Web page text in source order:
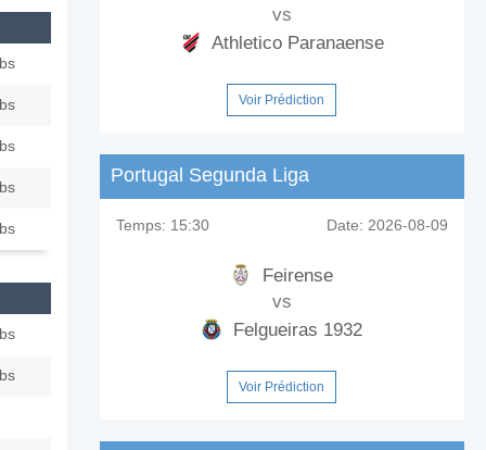
vs
Athletico Paranaense
Voir Prédiction
Portugal Segunda Liga
Temps: 15:30 Date: 2026-08-09
Feirense
vs
Felgueiras 1932
Voir Prédiction